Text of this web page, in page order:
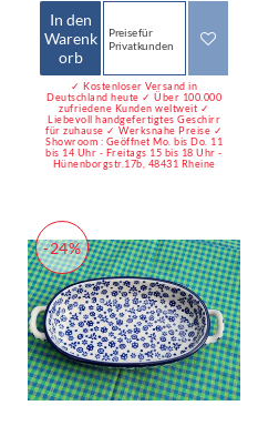
In den
Warenk
orb
Preise für
Privatkunden
✓ Kostenloser Versand in
Deutschland heute ✓ Über 100.000
zufriedene Kunden weltweit ✓
Liebevoll handgefertigtes Geschirr
für zuhause ✓ Werksnahe Preise ✓
Showroom : Geöffnet Mo. bis Do. 11
bis 14 Uhr - Freitags 15 bis 18 Uhr -
Hünenborgstr.17b, 48431 Rheine
-24%